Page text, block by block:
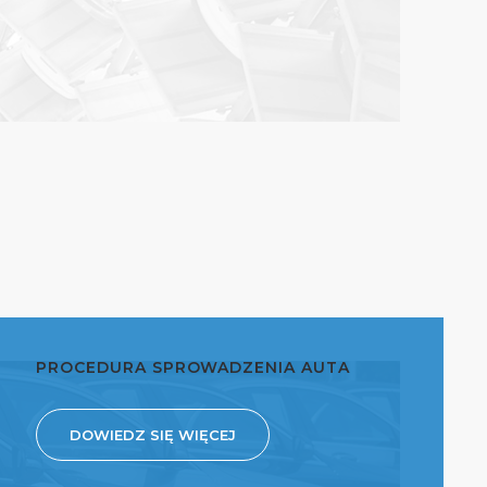
PROCEDURA SPROWADZENIA AUTA
DOWIEDZ SIĘ WIĘCEJ